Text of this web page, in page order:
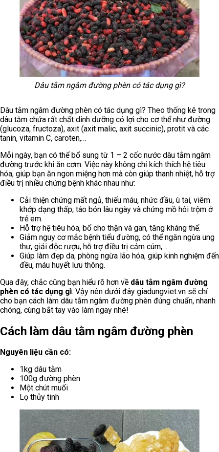
Dâu tằm ngâm đường phèn có tác dụng gì?
Dâu tằm ngâm đường phèn có tác dụng gì? Theo thống kê trong
dâu tằm chứa rất chất dinh dưỡng có lợi cho cơ thể như đường
(glucoza, fructoza), axit (axit malic, axit succinic), protit và các
tanin, vitamin C, caroten,…
Mỗi ngày, bạn có thể bổ sung từ 1 – 2 cốc nước dâu tằm ngâm
đường trước khi ăn cơm. Việc này không chỉ kích thích hệ tiêu
hóa, giúp bạn ăn ngon miệng hơn mà còn giúp thanh nhiệt, hỗ trợ
điều trị nhiều chứng bệnh khác nhau như:
Cải thiện chứng mất ngủ, thiếu máu, nhức đầu, ù tai, viêm
khớp dạng thấp, táo bón lâu ngày và chứng mồ hôi trộm ở
trẻ em.
Hỗ trợ hệ tiêu hóa, bổ cho thận và gan, tăng kháng thể.
Giảm nguy cơ mắc bệnh tiểu đường, có thể ngăn ngừa ung
thư, giải độc rượu, hỗ trợ điều trị cảm cúm,…
Giúp làm đẹp da, phòng ngừa lão hóa, giúp kinh nghiệm đến
đều, máu huyết lưu thông.
Qua đây, chắc cũng bạn hiểu rõ hơn về dâu tằm ngâm đường
phèn có tác dụng gì. Vậy nên dưới đây giadungviet.vn sẽ chỉ
cho bạn cách làm dâu tằm ngâm đường phèn đúng chuẩn, nhanh
chóng, cùng bắt tay vào làm ngay nhé!
Cách làm dâu tằm ngâm đường phèn
Nguyên liệu cần có:
1kg dâu tằm
100g đường phèn
Một chút muối
Lọ thủy tinh